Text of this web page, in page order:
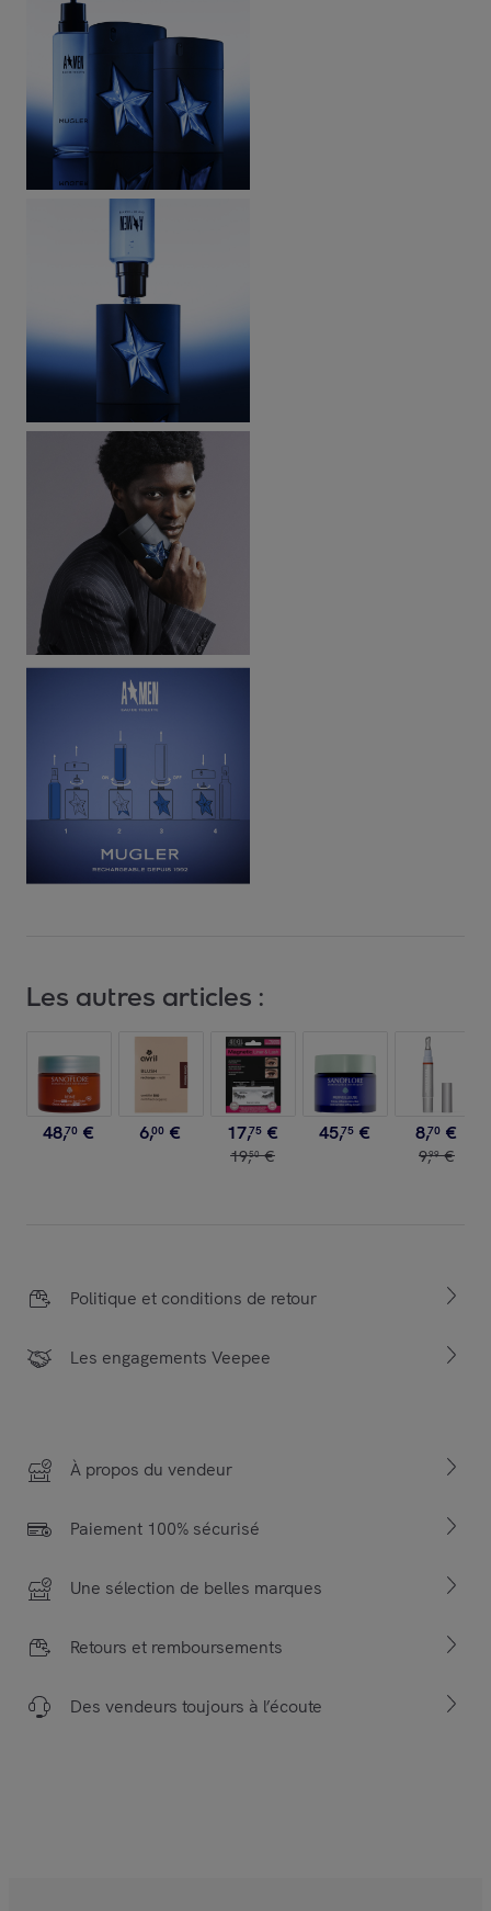
Les autres articles :
48,70 € 6,00 € 17,75 €
19,50 €
45,75 € 8,70 €
9,99 €
Politique et conditions de retour
Les engagements Veepee
À propos du vendeur
Paiement 100% sécurisé
Une sélection de belles marques
Retours et remboursements
Des vendeurs toujours à l’écoute